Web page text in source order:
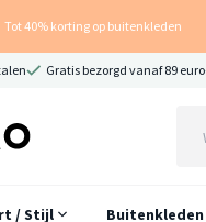
Tot 40% korting op buitenkleden
Gratis bezorgd vanaf 89 euro
/ Stijl Buitenkleden